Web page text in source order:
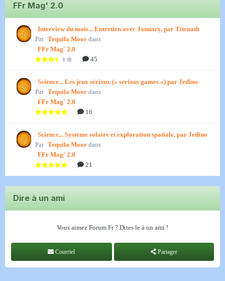
FFr Mag' 2.0
Interview du mois... Entretien avec January, par Titenath
Par Tequila Moor dans
FFr Mag' 2.0
45
Science... Les jeux sérieux (« serious games ») par Jedino
Par Tequila Moor dans
FFr Mag' 2.0
16
Science... Système solaire et exploration spatiale, par Jedino
Par Tequila Moor dans
FFr Mag' 2.0
21
Dire à un ami
Vous aimez Forum Fr ? Dites le à un ami !
Courriel Partager